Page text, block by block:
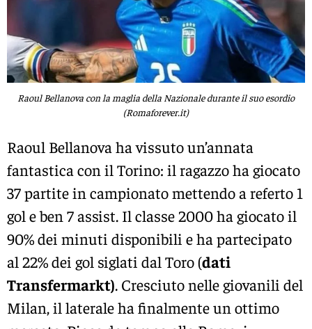
Raoul Bellanova con la maglia della Nazionale durante il suo esordio
(Romaforever.it)
Raoul Bellanova ha vissuto un’annata
fantastica con il Torino: il ragazzo ha giocato
37 partite in campionato mettendo a referto 1
gol e ben 7 assist. Il classe 2000 ha giocato il
90% dei minuti disponibili e ha partecipato
al 22% dei gol siglati dal Toro (dati
Transfermarkt). Cresciuto nelle giovanili del
Milan, il laterale ha finalmente un ottimo